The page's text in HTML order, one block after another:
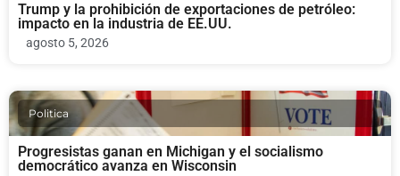
Trump y la prohibición de exportaciones de petróleo:
impacto en la industria de EE.UU.
agosto 5, 2026
Politica
Progresistas ganan en Michigan y el socialismo
democrático avanza en Wisconsin